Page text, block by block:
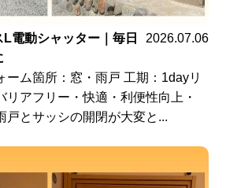
L電動シャッター｜毎日
2026.07.06
ーム箇所：窓・雨戸 工期：1dayリ
リアフリー・快適・利便性向上・
戸とサッシの開閉が大変と...